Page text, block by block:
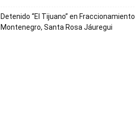
Detenido “El Tijuano” en Fraccionamiento
Montenegro, Santa Rosa Jáuregui